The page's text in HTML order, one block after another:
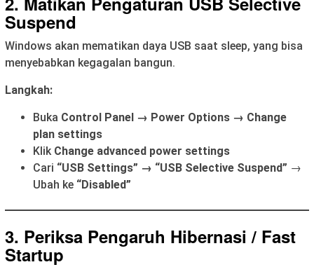
Suspend
Windows akan mematikan daya USB saat sleep, yang bisa
menyebabkan kegagalan bangun.
Langkah:
Buka Control Panel → Power Options → Change
plan settings
Klik Change advanced power settings
Cari “USB Settings” → “USB Selective Suspend” →
Ubah ke “Disabled”
3. Periksa Pengaruh Hibernasi / Fast
Startup